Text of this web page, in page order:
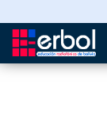
Pasar